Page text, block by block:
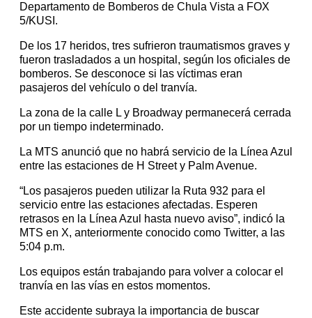
Departamento de Bomberos de Chula Vista a FOX
5/KUSI.
De los 17 heridos, tres sufrieron traumatismos graves y
fueron trasladados a un hospital, según los oficiales de
bomberos. Se desconoce si las víctimas eran
pasajeros del vehículo o del tranvía.
La zona de la calle L y Broadway permanecerá cerrada
por un tiempo indeterminado.
La MTS anunció que no habrá servicio de la Línea Azul
entre las estaciones de H Street y Palm Avenue.
“Los pasajeros pueden utilizar la Ruta 932 para el
servicio entre las estaciones afectadas. Esperen
retrasos en la Línea Azul hasta nuevo aviso”, indicó la
MTS en X, anteriormente conocido como Twitter, a las
5:04 p.m.
Los equipos están trabajando para volver a colocar el
tranvía en las vías en estos momentos.
Este accidente subraya la importancia de buscar